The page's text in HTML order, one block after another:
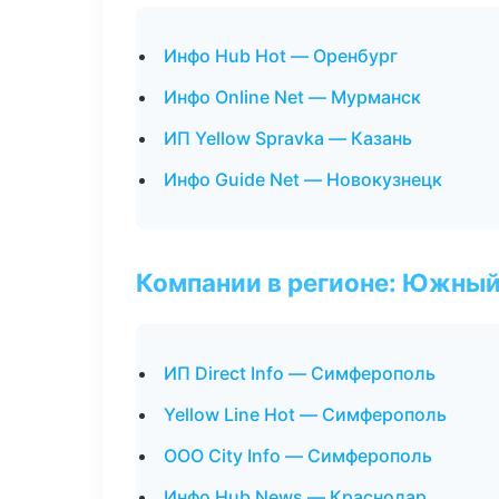
Инфо Hub Hot — Оренбург
Инфо Online Net — Мурманск
ИП Yellow Spravka — Казань
Инфо Guide Net — Новокузнецк
Компании в регионе:
ИП Direct Info — Симферополь
Yellow Line Hot — Симферополь
ООО City Info — Симферополь